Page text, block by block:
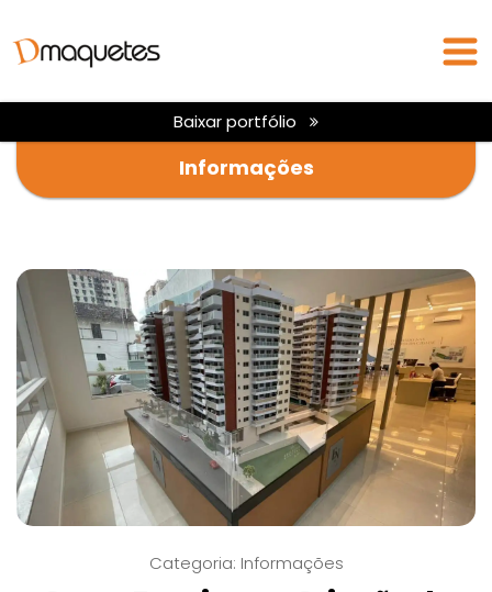
Baixar portfólio
Informações
Categoria: Informações